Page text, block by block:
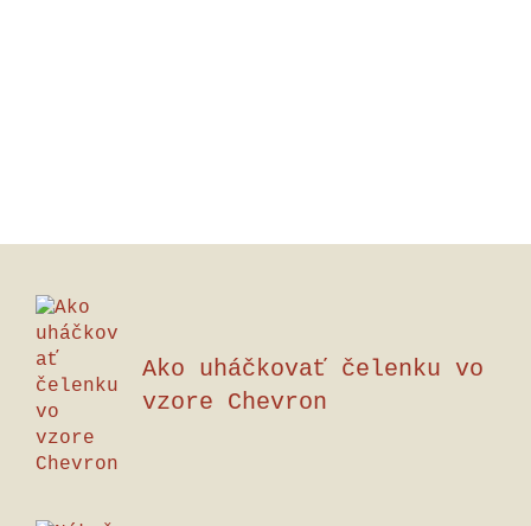
Ako uháčkovať čelenku vo
vzore Chevron